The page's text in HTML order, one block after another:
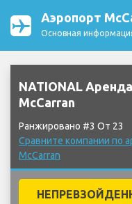
Аэропорт
Основная
NATIONAL
McCarran
Ранжировано #3 От 23
Сравните компании по
McCarran